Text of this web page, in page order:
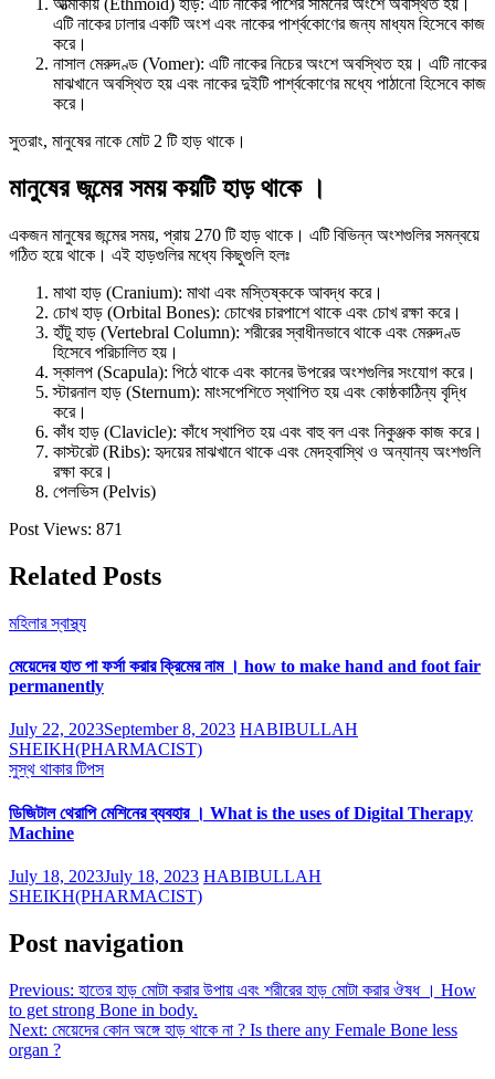
আত্মাকীয় (Ethmoid) হাড়: এটি নাকের পাশের সামনের অংশে অবস্থিত হয়।
এটি নাকের ঢালার একটি অংশ এবং নাকের পার্শ্বকোণের জন্য মাধ্যম হিসেবে কাজ
করে।
নাসাল মেরুদণ্ড (Vomer): এটি নাকের নিচের অংশে অবস্থিত হয়। এটি নাকের
মাঝখানে অবস্থিত হয় এবং নাকের দুইটি পার্শ্বকোণের মধ্যে পাঠানো হিসেবে কাজ
করে।
সুতরাং, মানুষের নাকে মোট 2 টি হাড় থাকে।
মানুষের জন্মের সময় কয়টি হাড় থাকে ।
একজন মানুষের জন্মের সময়, প্রায় 270 টি হাড় থাকে। এটি বিভিন্ন অংশগুলির সমন্বয়ে
গঠিত হয়ে থাকে। এই হাড়গুলির মধ্যে কিছুগুলি হলঃ
মাথা হাড় (Cranium): মাথা এবং মস্তিষ্ককে আবদ্ধ করে।
চোখ হাড় (Orbital Bones): চোখের চারপাশে থাকে এবং চোখ রক্ষা করে।
হাঁটু হাড় (Vertebral Column): শরীরের স্বাধীনভাবে থাকে এবং মেরুদণ্ড
হিসেবে পরিচালিত হয়।
স্কালপ (Scapula): পিঠে থাকে এবং কানের উপরের অংশগুলির সংযোগ করে।
স্টারনাল হাড় (Sternum): মাংসপেশিতে স্থাপিত হয় এবং কোষ্ঠকাঠিন্য বৃদ্ধি
করে।
কাঁধ হাড় (Clavicle): কাঁধে স্থাপিত হয় এবং বাহু বল এবং নিকুঞ্জক কাজ করে।
কাস্টরেট (Ribs): হৃদয়ের মাঝখানে থাকে এবং মেদহ্বাস্থি ও অন্যান্য অংশগুলি
রক্ষা করে।
পেলভিস (Pelvis)
Post Views: 871
Related Posts
মহিলার স্বাস্থ্য
মেয়েদের হাত পা ফর্সা করার ক্রিমের নাম । how to make hand and foot fair
permanently
July 22, 2023September 8, 2023 HABIBULLAH
SHEIKH(PHARMACIST)
সুস্থ থাকার টিপস
ডিজিটাল থেরাপি মেশিনের ব্যবহার । What is the uses of Digital Therapy
Machine
July 18, 2023July 18, 2023 HABIBULLAH
SHEIKH(PHARMACIST)
Post navigation
Previous: হাতের হাড় মোটা করার উপায় এবং শরীরের হাড় মোটা করার ঔষধ । How
to get strong Bone in body.
Next: মেয়েদের কোন অঙ্গে হাড় থাকে না ? Is there any Female Bone less
organ ?